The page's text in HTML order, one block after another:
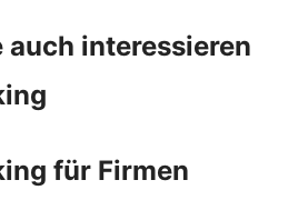
auch interessieren
für Firmen